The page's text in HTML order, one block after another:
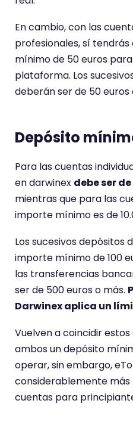
En cambio, con las
profesionales, sí
mínimo de 50 euros
plataforma. Los
deberán ser de 50 euros
Depósito
Para las cuentas
en darwinex debe ser
mientras que para las
importe mínimo es de
Los sucesivos depósitos
importe mínimo de 100
las transferencias
ser de 500 euros o más.
Darwinex aplica un
Vuelven a coincidir
ambos un depósito
operar, sin embargo,
considerablemente más
cuentas para